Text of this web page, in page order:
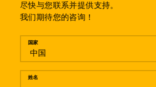
尽快与您联系并提供支持。
我们期待您的咨询！
留言
国家
姓名